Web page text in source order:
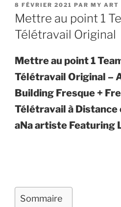
PUBLIÉ
LE
8 FÉVRIER 2021 PAR MY ART
Mettre au point 1
Télétravail Original
Mettre au point 1
Télétravail Original –
Building Fresque +
Télétravail à Distance
aNa artiste Featuring
Sommaire